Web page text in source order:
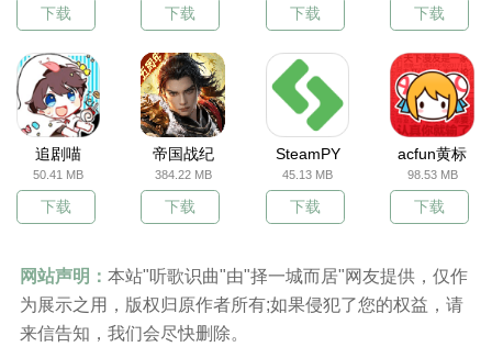
下载 下载 下载 下载
追剧喵
50.41 MB
下载
帝国战纪
384.22 MB
下载
SteamPY
45.13 MB
下载
acfun黄标
98.53 MB
下载
网站声明： 本站"听歌识曲"由"择一城而居"网友提供，仅作
为展示之用，版权归原作者所有;如果侵犯了您的权益，请
来信告知，我们会尽快删除。